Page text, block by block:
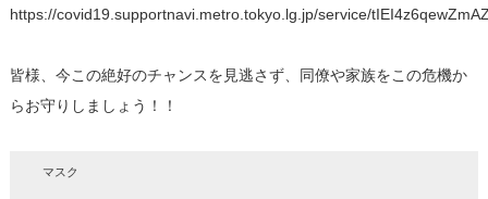
https://covid19.supportnavi.metro.tokyo.lg.jp/service/
皆様、今この絶好のチャンスを見逃さず、同僚や家族をこの危機か
らお守りしましょう！！
マスク